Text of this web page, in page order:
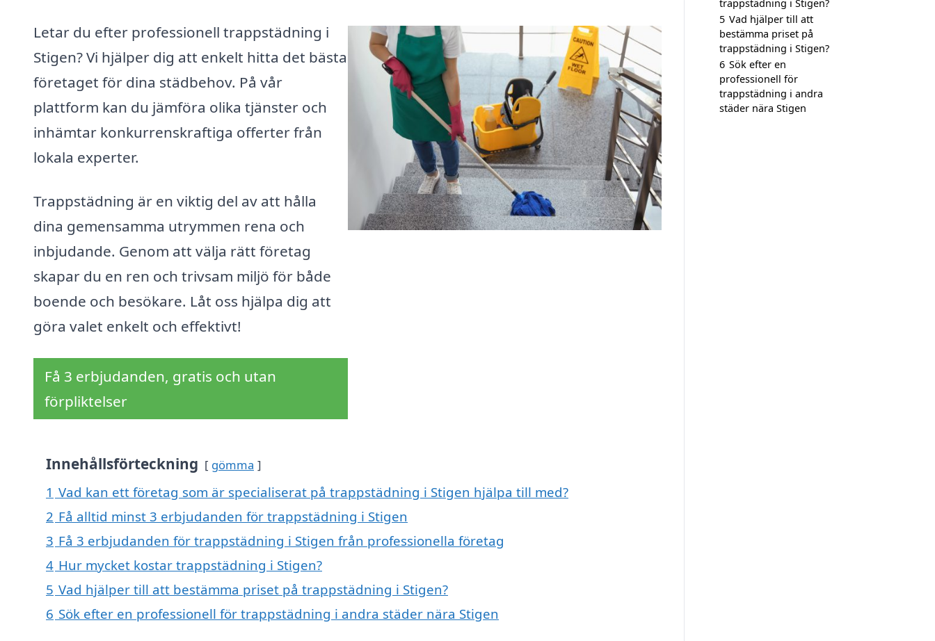
Letar du efter professionell trappstädning i
Stigen? Vi hjälper dig att enkelt hitta det bästa
företaget för dina städbehov. På vår
plattform kan du jämföra olika tjänster och
inhämtar konkurrenskraftiga offerter från
lokala experter.
Trappstädning är en viktig del av att hålla
dina gemensamma utrymmen rena och
inbjudande. Genom att välja rätt företag
skapar du en ren och trivsam miljö för både
boende och besökare. Låt oss hjälpa dig att
göra valet enkelt och effektivt!
Få 3 erbjudanden, gratis och utan
förpliktelser
Innehållsförteckning gömma
1 Vad kan ett företag som är specialiserat på trappstädning i Stigen hjälpa till med?
2 Få alltid minst 3 erbjudanden för trappstädning i Stigen
3 Få 3 erbjudanden för trappstädning i Stigen från professionella företag
4 Hur mycket kostar trappstädning i Stigen?
5 Vad hjälper till att bestämma priset på trappstädning i Stigen?
6 Sök efter en professionell för trappstädning i andra städer nära Stigen
trappstädning i Stigen?
5 Vad hjälper till att
bestämma priset på
trappstädning i Stigen?
6 Sök efter en
professionell för
trappstädning i andra
städer nära Stigen